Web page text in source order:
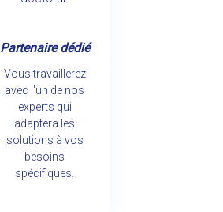
Partenaire dédié
Vous travaillerez
avec l'un de nos
experts qui
adaptera les
solutions à vos
besoins
spécifiques.